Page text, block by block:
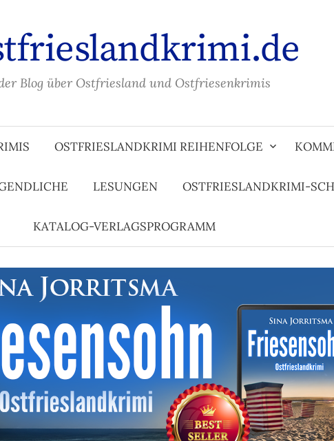
Blog über Ostfriesland und Ostfriesenkrimis
OSTFRIESLANDKRIMI REIHENFOLGE
LESUNGEN OSTFRIESLANDKRIMI-
KATALOG-VERLAGSPROGRAMM